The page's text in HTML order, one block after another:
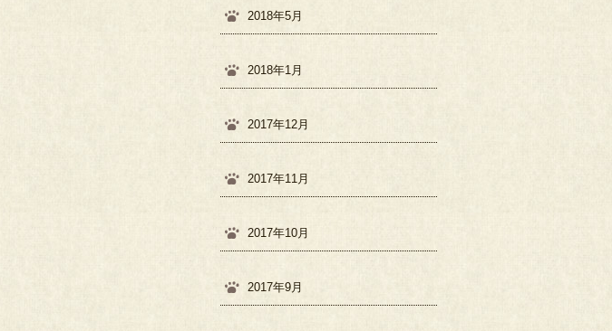
2018年5月
2018年1月
2017年12月
2017年11月
2017年10月
2017年9月